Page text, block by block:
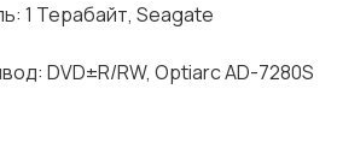
1 Терабайт, Seagate
DVD±R/RW, Optiarc AD-7280S